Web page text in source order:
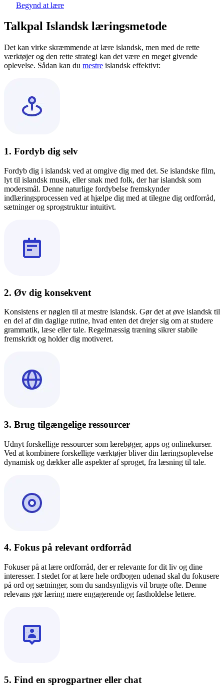
Begynd at lære
Talkpal Islandsk læringsmetode
Det kan virke skræmmende at lære islandsk, men med de rette
værktøjer og den rette strategi kan det være en meget givende
oplevelse. Sådan kan du mestre islandsk effektivt:
1. Fordyb dig selv
Fordyb dig i islandsk ved at omgive dig med det. Se islandske film,
lyt til islandsk musik, eller snak med folk, der har islandsk som
modersmål. Denne naturlige fordybelse fremskynder
indlæringsprocessen ved at hjælpe dig med at tilegne dig ordforråd,
sætninger og sprogstruktur intuitivt.
2. Øv dig konsekvent
Konsistens er nøglen til at mestre islandsk. Gør det at øve islandsk til
en del af din daglige rutine, hvad enten det drejer sig om at studere
grammatik, læse eller tale. Regelmæssig træning sikrer stabile
fremskridt og holder dig motiveret.
3. Brug tilgængelige ressourcer
Udnyt forskellige ressourcer som lærebøger, apps og onlinekurser.
Ved at kombinere forskellige værktøjer bliver din læringsoplevelse
dynamisk og dækker alle aspekter af sproget, fra læsning til tale.
4. Fokus på relevant ordforråd
Fokuser på at lære ordforråd, der er relevante for dit liv og dine
interesser. I stedet for at lære hele ordbogen udenad skal du fokusere
på ord og sætninger, som du sandsynligvis vil bruge ofte. Denne
relevans gør læring mere engagerende og fastholdelse lettere.
5. Find en sprogpartner eller chat